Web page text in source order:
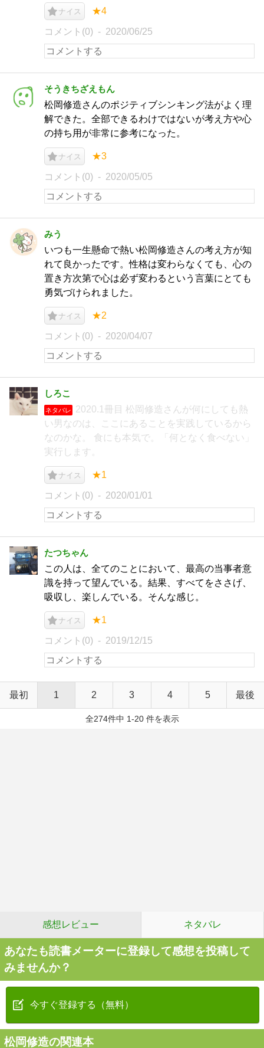
ナイス ★4
コメント(0) 2020/06/25
そうきちざえもん
松岡修造さんのポジティブシンキング法がよく理
解できた。全部できるわけではないが考え方や心
の持ち用が非常に参考になった。
ナイス ★3
コメント(0) 2020/05/05
みう
いつも一生懸命で熱い松岡修造さんの考え方が知
れて良かったです。性格は変わらなくても、心の
置き方次第で心は必ず変わるという言葉にとても
勇気づけられました。
ナイス ★2
コメント(0) 2020/04/07
しろこ
ネタバレ
2020.1冊目 松岡修造さんが何にしても熱
い男なのは、ここにあることを実践しているから
なのかな。 食にも本気で。「何となく食べない」
実行します。
ナイス ★1
コメント(0) 2020/01/01
たつちゃん
この人は、全てのことにおいて、最高の当事者意
識を持って望んでいる。結果、すべてをささげ、
吸収し、楽しんでいる。そんな感じ。
ナイス ★1
コメント(0) 2019/12/15
最初 1 2 3 4 5 最後
全274件中 1-20 件を表示
感想レビュー ネタバレ
あなたも読書メーターに登録して感想を投稿して
みませんか？
今すぐ登録する（無料）
松岡修造の関連本